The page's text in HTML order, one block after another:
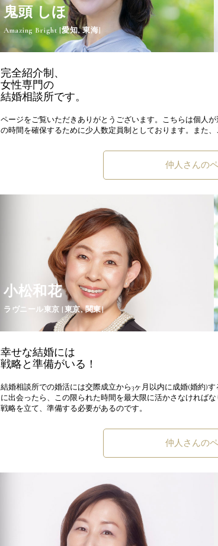
鬼頭 しほ
Amazing Bright [愛知, 東海]
完全紹介制、
女性専門の
結婚相談所です。
ページをご覧いただきありがとうございます。こちらは個人
の時間を確保するために少人数定員制としております。また
仲人さんの
小松和花
ラヴニール東京 [東京, 関東]
幸せな結婚には
戦略と準備がいる！
結婚相談所での婚活には交際成立から3ヶ月以内に成婚(婚約)
に出会ったら、この限られた時間を最大限に活かさなければ
戦略を立て、準備する必要があるのです。
仲人さんの